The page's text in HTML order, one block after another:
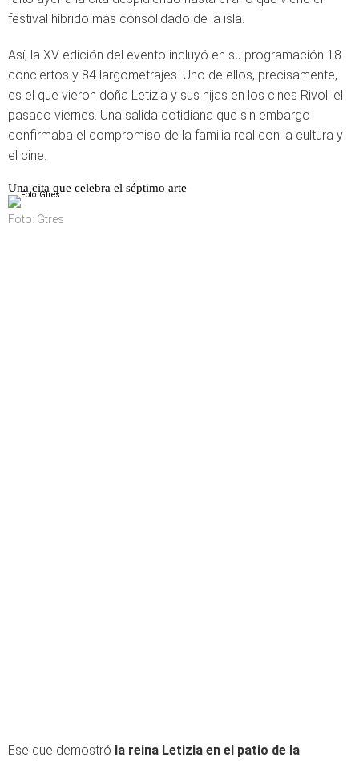
festival híbrido más consolidado de la isla.
Así, la XV edición del evento incluyó en su programación 18
conciertos y 84 largometrajes. Uno de ellos, precisamente,
es el que vieron doña Letizia y sus hijas en los cines Rivoli el
pasado viernes. Una salida cotidiana que sin embargo
confirmaba el compromiso de la familia real con la cultura y
el cine.
Una cita que celebra el séptimo arte
Foto: Gtres
Ese que demostró la reina Letizia en el patio de la